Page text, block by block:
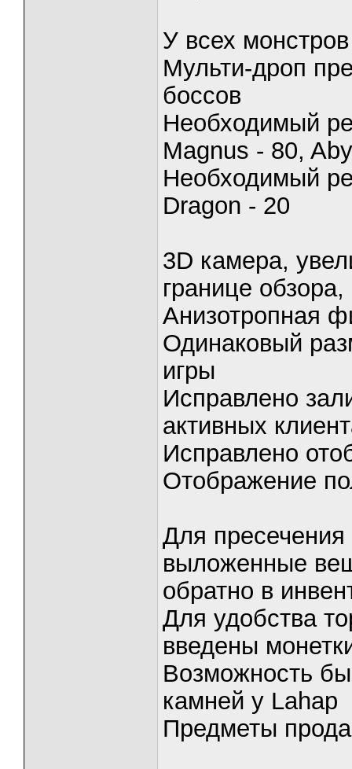
У всех
Мульти-дроп
боссов
Необходимый
Magnus - 80,
Необходимый
Dragon - 20
3D камера,
границе
Анизотропная
Одинаковый
игры
Исправлено
активных
Исправлено
Отображение
Для пресечения
выложенные
обратно в
Для удобства
введены
Возможность
камней у Lahap
Предметы